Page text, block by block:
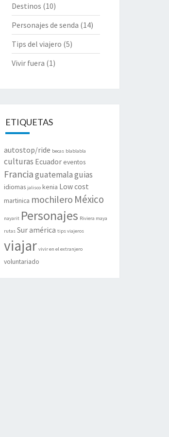
Destinos (10)
Personajes de senda (14)
Tips del viajero (5)
Vivir fuera (1)
ETIQUETAS
autostop/ride becas blablabla
culturas Ecuador eventos
Franciaguatemalaguias
idiomas jalisco kenia Low cost
martinica mochilero México
nayarit Personajes Riviera maya
rutas Sur américa tips viajeros
viajar vivir en el extranjero
voluntariado